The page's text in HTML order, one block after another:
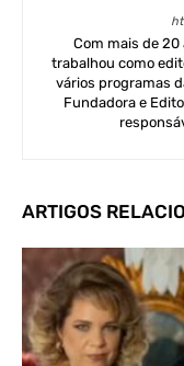
Com mais de 20
trabalhou como
vários programas
Fundadora e
ARTIGOS